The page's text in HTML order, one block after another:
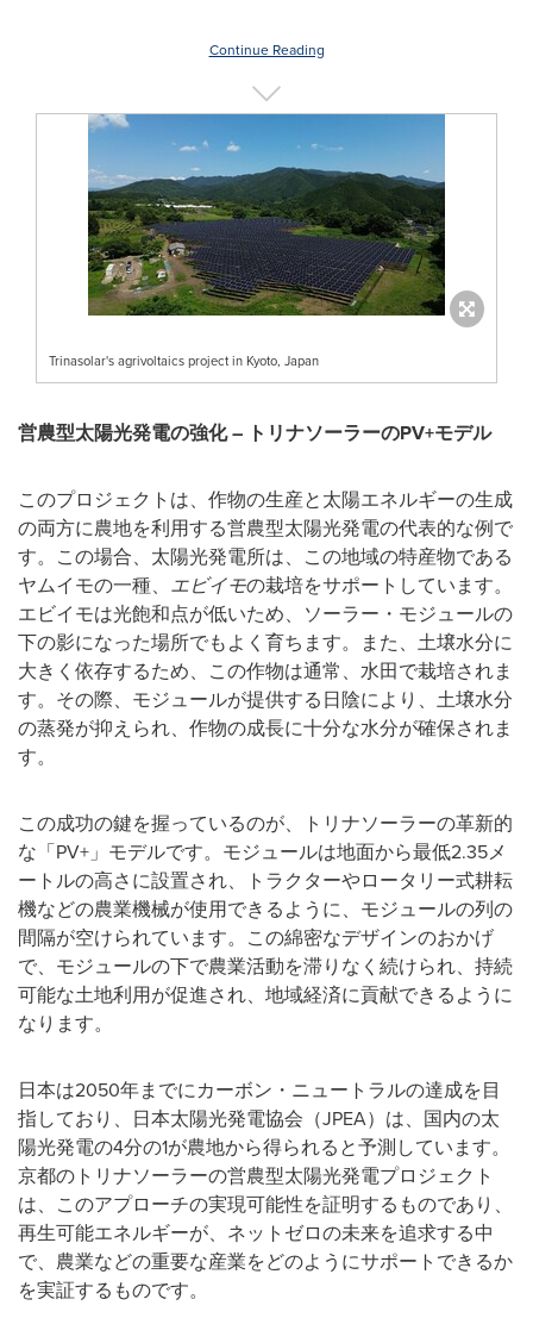
Continue Reading
Trinasolar's agrivoltaics project in Kyoto, Japan
営農型太陽光発電の強化– トリナソーラーのPV+モデル
このプロジェクトは、作物の生産と太陽エネルギーの生成
の両方に農地を利用する営農型太陽光発電の代表的な例で
す。この場合、太陽光発電所は、この地域の特産物である
ヤムイモの一種、 エビイモの栽培をサポートしています。
エビイモは光飽和点が低いため、ソーラー・モジュールの
下の影になった場所でもよく育ちます。また、土壌水分に
大きく依存するため、この作物は通常、水田で栽培されま
す。その際、モジュールが提供する日陰により、土壌水分
の蒸発が抑えられ、作物の成長に十分な水分が確保されま
す。
この成功の鍵を握っているのが、トリナソーラーの革新的
な「PV+」モデルです。モジュールは地面から最低2.35メ
ートルの高さに設置され、トラクターやロータリー式耕耘
機などの農業機械が使用できるように、モジュールの列の
間隔が空けられています。この綿密なデザインのおかげ
で、モジュールの下で農業活動を滞りなく続けられ、持続
可能な土地利用が促進され、地域経済に貢献できるように
なります。
日本は2050年までにカーボン・ニュートラルの達成を目
指しており、日本太陽光発電協会（JPEA）は、国内の太
陽光発電の4分の1が農地から得られると予測しています。
京都のトリナソーラーの営農型太陽光発電プロジェクト
は、このアプローチの実現可能性を証明するものであり、
再生可能エネルギーが、ネットゼロの未来を追求する中
で、農業などの重要な産業をどのようにサポートできるか
を実証するものです。